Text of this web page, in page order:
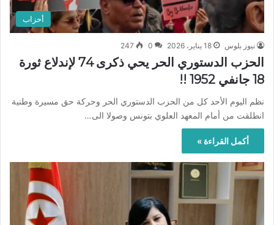
أحزاب
نيوز بلوس 18 يناير، 2026 0
247
الحزب الدستوري الحر يحي ذكرى 74 لإندلاع ثورة
18 جانفي 1952 !!
نظم اليوم الأحد كل من الحزب الدستوري الحر وحركة حق مسيرة وطنية
انطلقت من أمام المعهد العلوي بتونس وصولا الى…
أكمل القراءة »